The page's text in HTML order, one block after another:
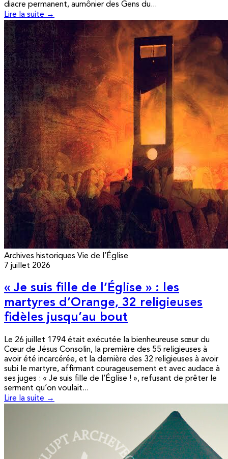
diacre permanent, aumônier des Gens du...
Lire la suite →
Archives historiques Vie de l’Église
7 juillet 2026
« Je suis fille de l’Église » : les
martyres d’Orange, 32 religieuses
fidèles jusqu’au bout
Le 26 juillet 1794 était exécutée la bienheureuse sœur du
Cœur de Jésus Consolin, la première des 55 religieuses à
avoir été incarcérée, et la dernière des 32 religieuses à avoir
subi le martyre, affirmant courageusement et avec audace à
ses juges : « Je suis fille de l’Église ! », refusant de prêter le
serment qu’on voulait...
Lire la suite →